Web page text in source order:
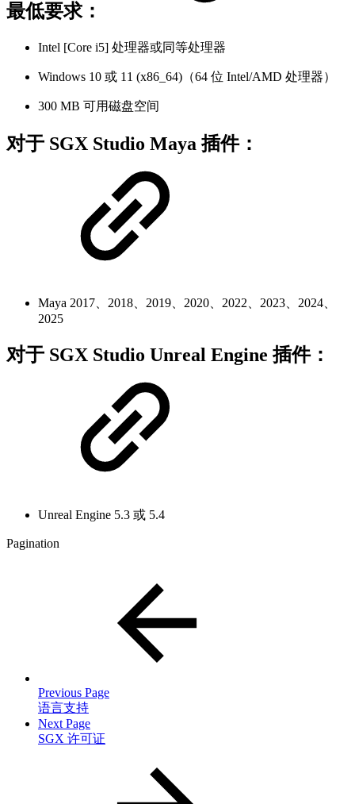
最低要求：
Intel [Core i5] 处理器或同等处理器
Windows 10 或 11 (x86_64)（64 位 Intel/AMD 处理器）
300 MB 可用磁盘空间
对于 SGX Studio Maya 插件：
Maya 2017、2018、2019、2020、2022、2023、2024、
2025
对于 SGX Studio Unreal Engine 插件：
Unreal Engine 5.3 或 5.4
Pagination
Previous Page
语言支持
Next Page
SGX 许可证